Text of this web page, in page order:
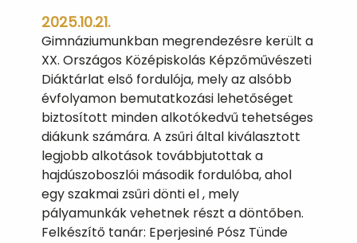
2025.10.21.
Gimnáziumunkban megrendezésre került a
XX. Országos Középiskolás Képzőművészeti
Diáktárlat első fordulója, mely az alsóbb
évfolyamon bemutatkozási lehetőséget
biztosított minden alkotókedvű tehetséges
diákunk számára. A zsűri által kiválasztott
legjobb alkotások továbbjutottak a
hajdúszoboszlói második fordulóba, ahol
egy szakmai zsűri dönti el , mely
pályamunkák vehetnek részt a döntőben.
Felkészítő tanár: Eperjesiné Pósz Tünde